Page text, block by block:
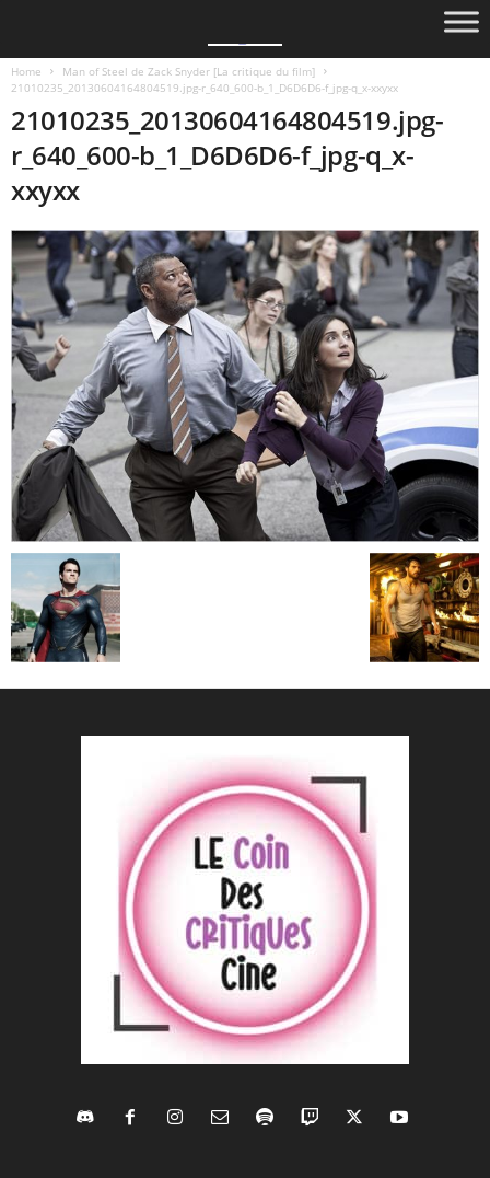
Home
Man of Steel de Zack Snyder [La critique du film]
21010235_20130604164804519.jpg-r_640_600-b_1_D6D6D6-f_jpg-q_x-xxyxx
21010235_20130604164804519.jpg-
r_640_600-b_1_D6D6D6-f_jpg-q_x-
xxyxx